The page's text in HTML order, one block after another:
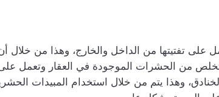
على تفتيتها من الداخل والخارج، وهذا من خلال
من الحشرات الموجودة في العقار وتعمل
وهذا يتم من خلال استخدام المبيدات